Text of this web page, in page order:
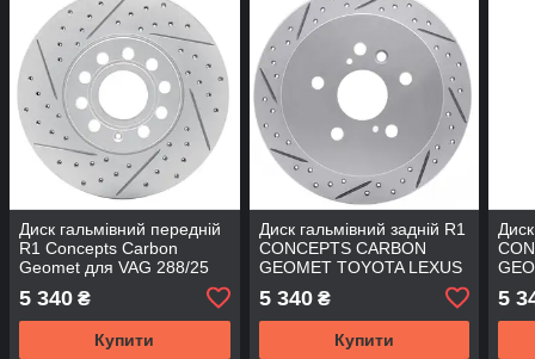
Диск гальмівний передній
R1 Concepts Carbon
Geomet для VAG 288/25
830-74028 5Q0615301H
5 340 ₴
Купити
Диск гальмівний задній R1
CONCEPTS CARBON
GEOMET TOYOTA LEXUS
5 340₴
Купити
5